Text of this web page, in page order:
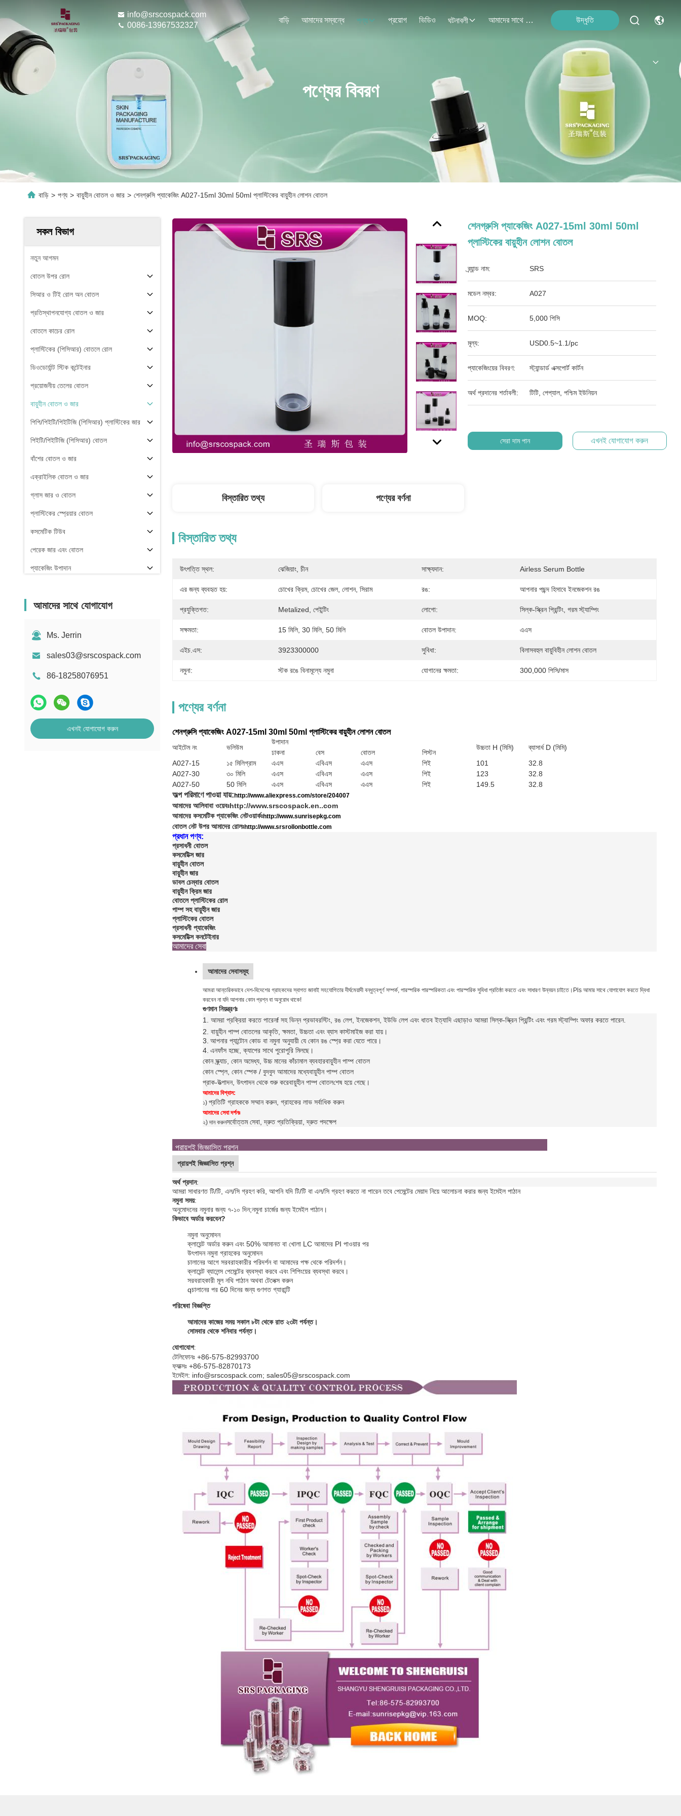
info@srscospack.com
0086-13967532327
বাড়ি আমাদের সম্বন্ধে পণ্য প্রয়োগ ভিডিও ঘটনাবলী আমাদের সাথে যোগাযোগ উদ্ধৃতি
পণ্যের বিবরণ
বাড়ি > পণ্য > বায়ুহীন বোতল ও জার > শেনগ্রুসি প্যাকেজিং A027-15ml 30ml 50ml প্লাস্টিকের বায়ুহীন লোশন বোতল
সকল বিভাগ
নতুন আগমন
বোতল উপর রোল
সিআর ও টিই রোল অন বোতল
প্রতিস্থাপনযোগ্য বোতল ও জার
বোতলে কাচের রোল
প্লাস্টিকের (পিসিআর) বোতলে রোল
ডিওডোর্যান্ট স্টিক কন্টেইনার
প্রয়োজনীয় তেলের বোতল
বায়ুহীন বোতল ও জার
পিপি/পিইটি/পিইটিজি (পিসিআর) প্লাস্টিকের জার
পিইটি/পিইটিজি (পিসিআর) বোতল
বাঁশের বোতল ও জার
এক্রাইলিক বোতল ও জার
গ্লাস জার ও বোতল
প্লাস্টিকের স্প্রেয়ার বোতল
কসমেটিক টিউব
পেরেক জার এবং বোতল
প্যাকেজিং উপাদান
আমাদের সাথে যোগাযোগ
Ms. Jerrin
sales03@srscospack.com
86-18258076951
এখনই যোগাযোগ করুন
শেনগ্রুসি প্যাকেজিং A027-15ml 30ml 50ml
প্লাস্টিকের বায়ুহীন লোশন বোতল
ব্র্যান্ড নাম: SRS
মডেল নম্বর: A027
MOQ: 5,000 পিসি
মূল্য: USD0.5~1.1/pc
প্যাকেজিংয়ের বিবরণ: স্ট্যান্ডার্ড এক্সপোর্ট কার্টন
অর্থ প্রদানের শর্তাবলী: টিটি, পেপ্যাল, পশ্চিম ইউনিয়ন
সেরা দাম পান এখনই যোগাযোগ করুন
বিস্তারিত তথ্য পণ্যের বর্ণনা
বিস্তারিত তথ্য
উৎপত্তি স্থল: ঝেজিয়াং, চীন সাক্ষ্যদান: Airless Serum Bottle
এর জন্য ব্যবহৃত হয়: চোখের ক্রিম, চোখের জেল, লোশন, সিরাম রঙ: আপনার পছন্দ হিসাবে ইনজেকশন রঙ
প্রযুক্তিগত: Metalized, পেইন্টিং লোগো: সিল্ক-স্ক্রিন প্রিন্টিং, গরম স্ট্যাম্পিং
সক্ষমতা: 15 মিলি, 30 মিলি, 50 মিলি বোতল উপাদান: এএস
এইচ.এস: 3923300000 সুবিধা: বিলাসবহুল বায়ুবিহীন লোশন বোতল
নমুনা: স্টক রঙে বিনামূল্যে নমুনা যোগানের ক্ষমতা: 300,000 পিসি/মাস
পণ্যের বর্ণনা
শেনগ্রুসি প্যাকেজিং A027-15ml 30ml 50ml প্লাস্টিকের বায়ুহীন লোশন বোতল
আইটেম নং ভলিউম
উপাদান
উচ্চতা H (মিমি) ব্যাসার্ধ D (মিমি)
ঢাকনা বেস বোতল
পিস্টন
A027-15
১৫ মিলিগ্রাম এএস এবিএস এএস পিই 101
32.8
A027-30
৩০ মিলি এএস এবিএস এএস পিই 123
32.8
A027-50
50 মিলি এএস এবিএস এএস পিই 149.5 32.8
অল্প পরিমাণে পাওয়া যায়: http://www.aliexpress.com/store/204007
আমাদের আলিবাবা ওয়েবঃhttp://www.srscospack.en..com
আমাদের কসমেটিক প্যাকেজিং নেটওয়ার্কঃhttp://www.sunrisepkg.com
বোতল নেট উপর আমাদের রোলঃhttp://www.srsrollonbottle.com
প্রধান পণ্য:
প্রসাধনী বোতল
কসমেটিক্স জার
বায়ুহীন বোতল
বায়ুহীন জার
ডাবল চেম্বার বোতল
বায়ুহীন ক্রিম জার
বোতলে প্লাস্টিকের রোল
পাম্প সহ বায়ুহীন জার
প্লাস্টিকের বোতল
প্রসাধনী প্যাকেজিং
কসমেটিক্স কনটেইনার
আমাদের সেবা
আমাদের সেবাসমূহ
আমরা আন্তরিকভাবে দেশ-বিদেশের গ্রাহকদের স্বাগত জানাই সহযোগিতার দীর্ঘমেয়াদী বন্ধুত্বপূর্ণ সম্পর্ক, পারস্পরিক পারস্পরিকতা এবং পারস্পরিক সুবিধা প্রতিষ্ঠা করতে এবং সাধারণ উন্নয়ন চাইতে।Pls আমার সাথে যোগাযোগ করতে দ্বিধা
করবেন না যদি আপনার কোন প্রশ্ন বা অনুরোধ থাকে!
গুণমান নিয়ন্ত্রণঃ
1. আমরা প্রক্রিয়া করতে পারেনf সহ ভিন্ন প্রভাবরস্টিং, রঙ লেপ, ইনজেকশন, ইউভি লেপ এবং ধাতব ইত্যাদি এছাড়াও আমরা সিল্ক-স্ক্রিন প্রিন্টিং এবং গরম স্ট্যাম্পিং অফার করতে পারেন.
2. বায়ুহীন পাম্প বোতলের আকৃতি, ক্ষমতা, উচ্চতা এবং ব্যাস কাস্টমাইজ করা যায়।
3. আপনার প্যান্টোন কোড বা নমুনা অনুযায়ী যে কোন রঙ স্প্রে করা যেতে পারে।
4. এনফাঁস হচ্ছে, ক্যাপের সাথে পুরোপুরি মিলছে।
কোন স্ক্র্যাচ, কোন অমেধ্য, উচ্চ মানের কাঁচামাল ব্যবহারবায়ুহীন পাম্প বোতল
কোন স্প্লে, কোন স্পেক / বুদবুদ আমাদের মধ্যেবায়ুহীন পাম্প বোতল
প্রাক-উত্পাদন, উৎপাদন থেকে শুরু করেবায়ুহীন পাম্প বোতলশেষ হয়ে গেছে।
আমাদের বিশ্বাস:
১) প্রতিটি গ্রাহককে সম্মান করুন, গ্রাহকের লাভ সর্বাধিক করুন
আমাদের সেবা দর্শনঃ
২) দান করুনসর্বোত্তম সেবা, দ্রুত প্রতিক্রিয়া, দ্রুত পদক্ষেপ
প্রায়শই জিজ্ঞাসিত প্রশ্ন
প্রায়শই জিজ্ঞাসিত প্রশ্ন
অর্থ প্রদান:
আমরা সাধারণত টি/টি, এল/সি গ্রহণ করি, আপনি যদি টি/টি বা এল/সি গ্রহণ করতে না পারেন তবে পেমেন্টের মেয়াদ নিয়ে আলোচনা করার জন্য ইমেইল পাঠান
নমুনা সময়:
অনুমোদনের নমুনার জন্য ৭-১০ দিন;নমুনা চার্জের জন্য ইমেইল পাঠান।
কিভাবে অর্ডার করবেন?
নমুনা অনুমোদন
ক্লায়েন্ট অর্ডার করুন এবং 50% আমানত বা খোলা LC আমাদের PI পাওয়ার পর
উৎপাদন নমুনা গ্রাহকের অনুমোদন
চালানের আগে সরবরাহকারীর পরিদর্শন বা আমাদের পক্ষ থেকে পরিদর্শন।
ক্লায়েন্ট ব্যালেন্স পেমেন্টের ব্যবস্থা করবে এবং শিপিংয়ের ব্যবস্থা করবে।
সরবরাহকারী মূল নথি পাঠান অথবা টেলেক্স করুন
qচালানের পর 60 দিনের জন্য গুণগত গ্যারান্টি
পরিষেবা বিজ্ঞপ্তি
আমাদের কাজের সময় সকাল ৮টা থেকে রাত ২৩টা পর্যন্ত।
সোমবার থেকে শনিবার পর্যন্ত।
যোগাযোগ:
টেলিফোনঃ +86-575-82993700
ফ্যাক্সঃ +86-575-82870173
ইমেইল: info@srscospack.com; sales05@srscospack.com